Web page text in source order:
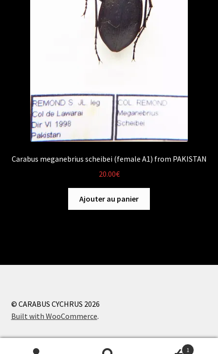
Carabus meganebrius scheibei (female A1) from PAKISTAN
20.00€
Ajouter au panier
© CARABUS CYCHRUS 2026
Built with WooCommerce.
1